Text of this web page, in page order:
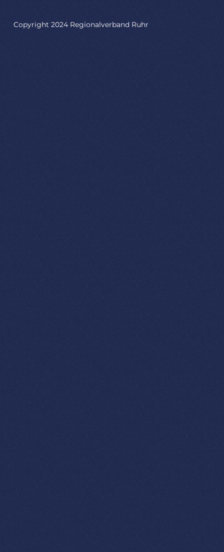
Copyright 2024 Regionalverband Ruhr